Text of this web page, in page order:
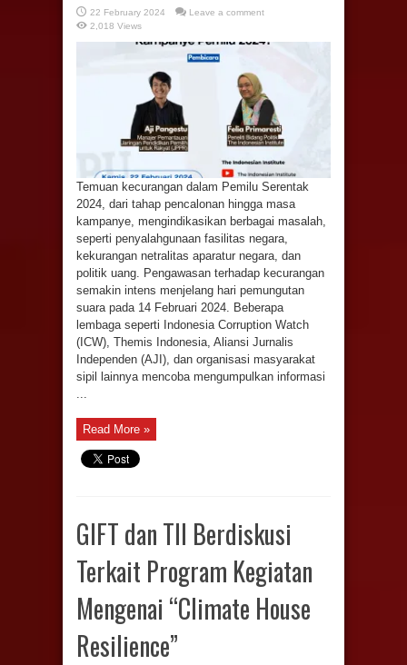
22 February 2024
Leave a comment
2,018 Views
Temuan kecurangan dalam Pemilu Serentak
2024, dari tahap pencalonan hingga masa
kampanye, mengindikasikan berbagai masalah,
seperti penyalahgunaan fasilitas negara,
kekurangan netralitas aparatur negara, dan
politik uang. Pengawasan terhadap kecurangan
semakin intens menjelang hari pemungutan
suara pada 14 Februari 2024. Beberapa
lembaga seperti Indonesia Corruption Watch
(ICW), Themis Indonesia, Aliansi Jurnalis
Independen (AJI), dan organisasi masyarakat
sipil lainnya mencoba mengumpulkan informasi
Read More »
GIFT dan TII Berdiskusi
Terkait Program Kegiatan
Mengenai “Climate House
Resilience”